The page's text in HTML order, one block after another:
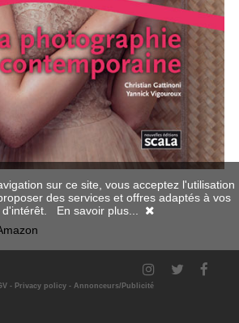
- Privacy policy- Annonceurs/Publicité
sur ce site, vous acceptez l'utilisation
des services et offres adaptés à vos
d'intérêt. En savoir plus...